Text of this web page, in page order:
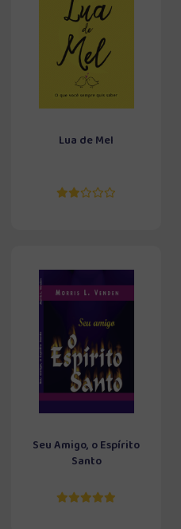
Lua de Mel
Seu Amigo, o Espírito
Santo